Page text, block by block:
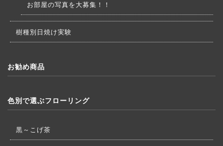
お部屋の写真を大募集！！
樹種別日焼け実験
お勧め商品
色別で選ぶフローリング
黒～こげ茶